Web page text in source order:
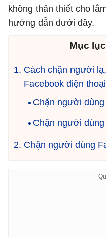
không thân thiết cho
hướng dẫn dưới đây.
Mục
Cách chặn người
Facebook điện thoại
Chặn người
Chặn người
Chặn người dùng